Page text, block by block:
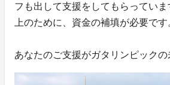
フも出して支援をしてもらってい
上のために、資金の補填が必要です
あなたのご支援がガタリンピックの